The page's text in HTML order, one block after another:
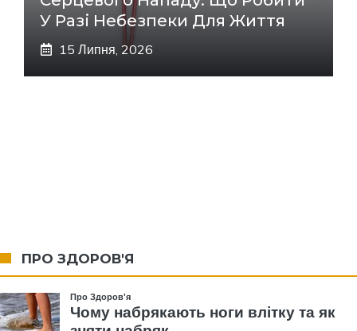
У Разі Небезпеки Для Життя
15 Липня, 2026
ПРО ЗДОРОВ'Я